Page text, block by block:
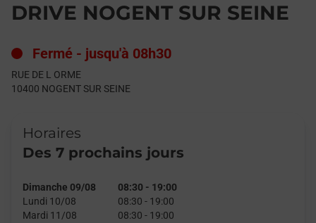
DRIVE NOGENT SUR SEINE
Fermé - jusqu'à 08h30
RUE DE L ORME
10400 NOGENT SUR SEINE
Horaires
Des 7 prochains jours
Dimanche 09/08 08:30 - 19:00
Lundi 10/08
08:30 - 19:00
Mardi 11/08
08:30 - 19:00